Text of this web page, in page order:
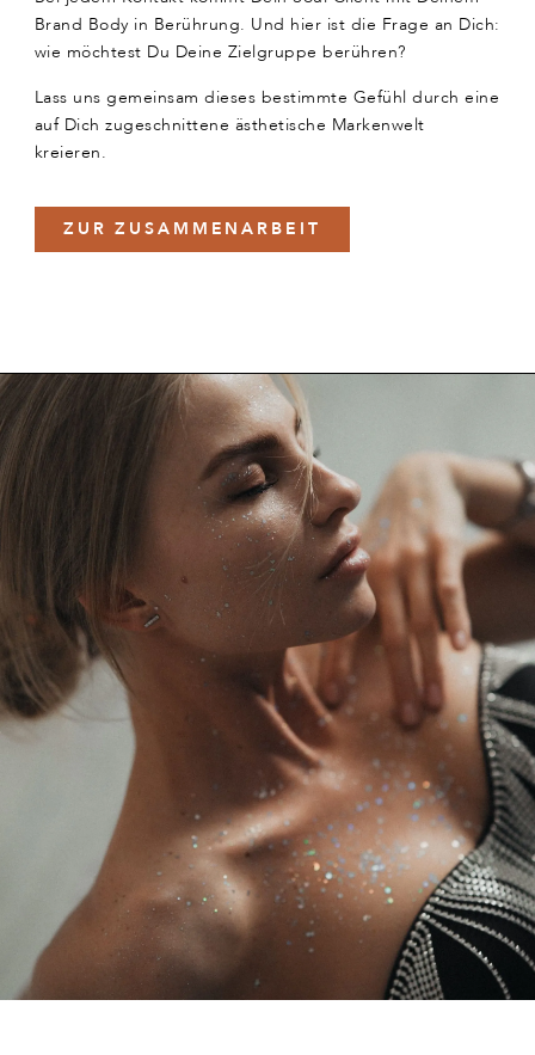
Brand Body in Berührung. Und hier ist die Frage an Dich:
wie möchtest Du Deine Zielgruppe berühren?
Lass uns gemeinsam dieses bestimmte Gefühl durch eine
auf Dich zugeschnittene ästhetische Markenwelt
kreieren.
ZUR ZUSAMMENARBEIT